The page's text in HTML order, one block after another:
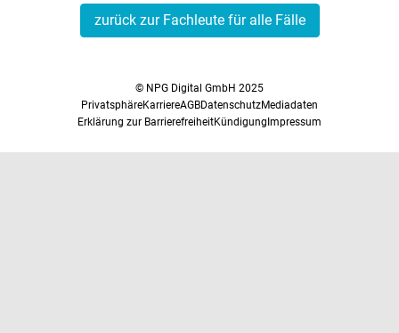
zurück zur Fachleute für alle Fälle
© NPG Digital GmbH 2025
PrivatsphäreKarriereAGBDatenschutzMediadaten
Erklärung zur BarrierefreiheitKündigung Impressum